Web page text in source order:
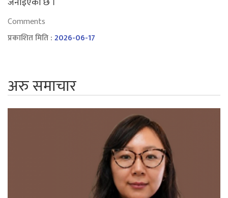
Comments
प्रकाशित मिति :2026-06-17
अरु समाचार